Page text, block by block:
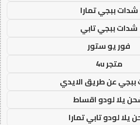
شدات ببجي تمارا
شدات ببجي تابي
فور يو ستور
متجر 4u
عن طريق الايدي
يلا لودو اقساط
يلا لودو تابي تمارا